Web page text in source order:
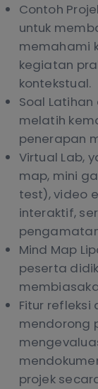
Contoh
untuk
memahami
kegiatan
kontekstual.
Soal Latihan
melatih
penerapan
Virtual Lab,
map, mini
test), video
interaktif,
Mind Map
peserta
Fitur refleksi
mendorong
projek